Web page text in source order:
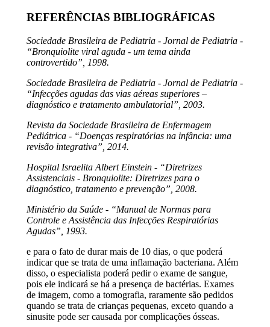
REFERÊNCIAS BIBLIOGRÁFICAS
Sociedade Brasileira de Pediatria - Jornal de Pediatria -
“Bronquiolite viral aguda - um tema ainda
controvertido”, 1998.
Sociedade Brasileira de Pediatria - Jornal de Pediatria -
“Infecções agudas das vias aéreas superiores –
diagnóstico e tratamento ambulatorial”, 2003.
Revista da Sociedade Brasileira de Enfermagem
Pediátrica - “Doenças respiratórias na infância: uma
revisão integrativa”, 2014.
Hospital Israelita Albert Einstein - “Diretrizes
Assistenciais - Bronquiolite: Diretrizes para o
diagnóstico, tratamento e prevenção”, 2008.
Ministério da Saúde - “Manual de Normas para
Controle e Assistência das Infecções Respiratórias
Agudas”, 1993.
e para o fato de durar mais de 10 dias, o que poderá
indicar que se trata de uma inflamação bacteriana. Além
disso, o especialista poderá pedir o exame de sangue,
pois ele indicará se há a presença de bactérias. Exames
de imagem, como a tomografia, raramente são pedidos
quando se trata de crianças pequenas, exceto quando a
sinusite pode ser causada por complicações ósseas.